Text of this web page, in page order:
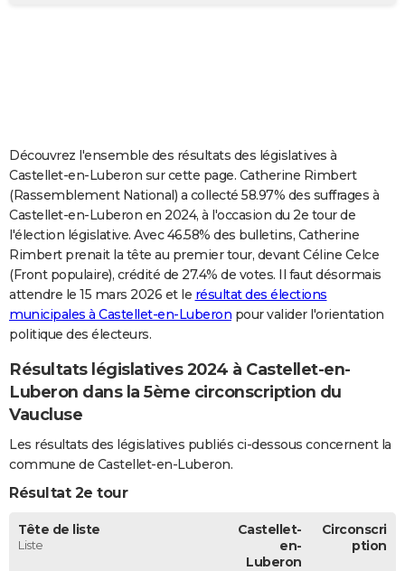
Carte de Noël
Carte Bonne année
Carte Saint-Valentin
Carte Pâques
Carte d'anniversaire
DICTIONNAIRE
Dictionnaire
Biographies
Citations
Expressions
Proverbes
COPAINS D'AVANT
S'inscrire
Se connecter
Lycées
Collèges
Primaires
Universités
Entreprises
Service militaire
Avis de recherche
AVIS DE DÉCÈS
FORUM
Découvrez l'ensemble des résultats des législatives à
Castellet-en-Luberon sur cette page. Catherine Rimbert
(Rassemblement National) a collecté 58.97% des suffrages à
Castellet-en-Luberon en 2024, à l'occasion du 2e tour de
l'élection législative. Avec 46.58% des bulletins, Catherine
Rimbert prenait la tête au premier tour, devant Céline Celce
(Front populaire), crédité de 27.4% de votes. Il faut désormais
attendre le 15 mars 2026 et le résultat des élections
municipales à Castellet-en-Luberon pour valider l'orientation
politique des électeurs.
Résultats législatives 2024 à Castellet-en-
Luberon dans la 5ème circonscription du
Vaucluse
Les résultats des législatives publiés ci-dessous concernent la
commune de Castellet-en-Luberon.
Résultat 2e tour
Tête de liste
Liste
Castellet-
en-
Luberon
Circonscri
ption